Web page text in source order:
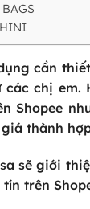
cần
chị em.
Shopee
thành
sẽ giới
trên